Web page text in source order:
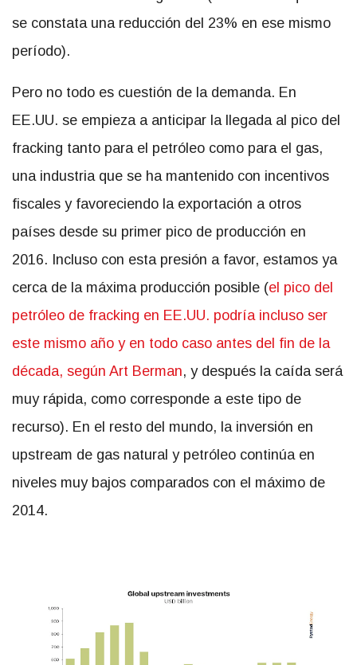
se constata una reducción del 23% en ese mismo
período).
Pero no todo es cuestión de la demanda. En
EE.UU. se empieza a anticipar la llegada al pico del
fracking tanto para el petróleo como para el gas,
una industria que se ha mantenido con incentivos
fiscales y favoreciendo la exportación a otros
países desde su primer pico de producción en
2016. Incluso con esta presión a favor, estamos ya
cerca de la máxima producción posible (el pico del
petróleo de fracking en EE.UU. podría incluso ser
este mismo año y en todo caso antes del fin de la
década, según Art Berman, y después la caída será
muy rápida, como corresponde a este tipo de
recurso). En el resto del mundo, la inversión en
upstream de gas natural y petróleo continúa en
niveles muy bajos comparados con el máximo de
2014.